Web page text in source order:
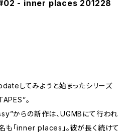
- inner places 201228
してみようと始まったシリーズ
。
からの新作は、UGMBにて行われ
「inner places」。彼が長く続けて